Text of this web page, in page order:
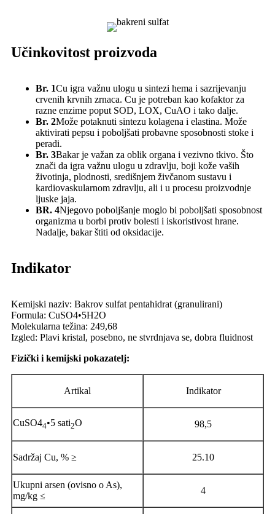
Učinkovitost proizvoda
Br. 1Cu igra važnu ulogu u sintezi hema i sazrijevanju
crvenih krvnih zrnaca. Cu je potreban kao kofaktor za
razne enzime poput SOD, LOX, CuAO i tako dalje.
Br. 2Može potaknuti sintezu kolagena i elastina. Može
aktivirati pepsu i poboljšati probavne sposobnosti stoke i
peradi.
Br. 3Bakar je važan za oblik organa i vezivno tkivo. Što
znači da igra važnu ulogu u zdravlju, boji kože vaših
životinja, plodnosti, središnjem živčanom sustavu i
kardiovaskularnom zdravlju, ali i u procesu proizvodnje
ljuske jaja.
BR. 4Njegovo poboljšanje moglo bi poboljšati sposobnost
organizma u borbi protiv bolesti i iskoristivost hrane.
Nadalje, bakar štiti od oksidacije.
Indikator
Kemijski naziv: Bakrov sulfat pentahidrat (granulirani)
Formula: CuSO4•5H2O
Molekularna težina: 249,68
Izgled: Plavi kristal, posebno, ne stvrdnjava se, dobra fluidnost
Fizički i kemijski pokazatelj:
Artikal Indikator
CuSO44•5 sati2O 98,5
Sadržaj Cu, % ≥ 25.10
Ukupni arsen (ovisno o As),
mg/kg ≤
4